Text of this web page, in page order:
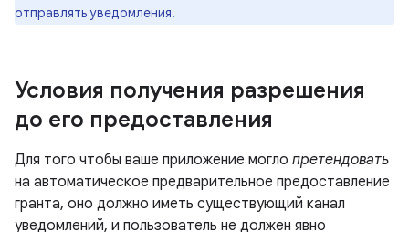
отправлять уведомления.
Условия получения разрешения
до его предоставления
Для того чтобы ваше приложение могло претендовать
на автоматическое предварительное предоставление
гранта, оно должно иметь существующий канал
уведомлений, и пользователь не должен явно